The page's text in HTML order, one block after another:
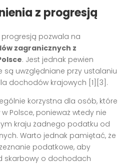
z progresją
pozwala na
zagranicznych z
. Jest jednak pewien
są uwzględniane przy ustalaniu
dochodów krajowych [1][3].
korzystna dla osób, które
Polsce, ponieważ wtedy nie
kraju żadnego podatku od
Warto jednak pamiętać, że
podatkowe, aby
skarbowy o dochodach